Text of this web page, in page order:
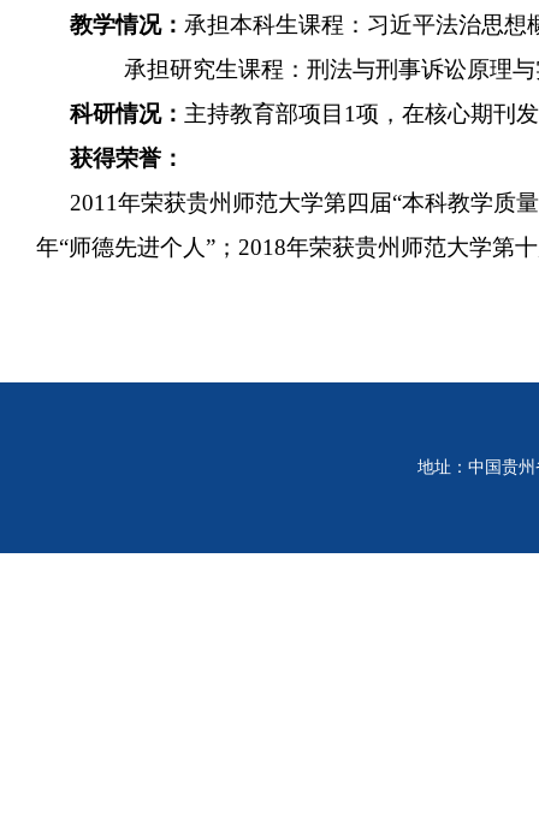
教学情况： 承担本科生课程：习近平法治思想
承担研究生课程：刑法与刑事诉讼原理
科研情况： 主持教育部项目 1项，在核心期刊
获得荣誉 ：
2011年荣获贵州师范大学第四届“本科教学质
年“师德先进个人”；2018年荣获贵州师范大学第
地址：中国贵